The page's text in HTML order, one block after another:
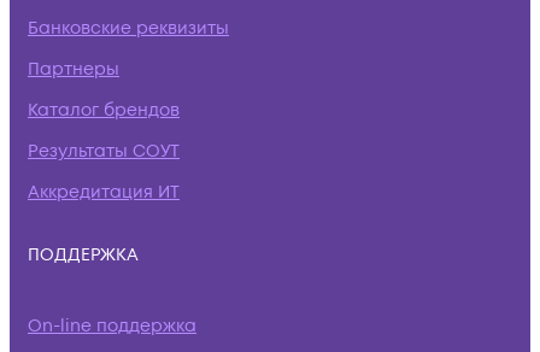
Банковские реквизиты
Партнеры
Каталог брендов
Результаты СОУТ
Аккредитация ИТ
ПОДДЕРЖКА
On-line поддержка